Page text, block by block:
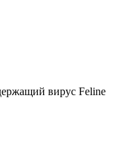
вирус Feline